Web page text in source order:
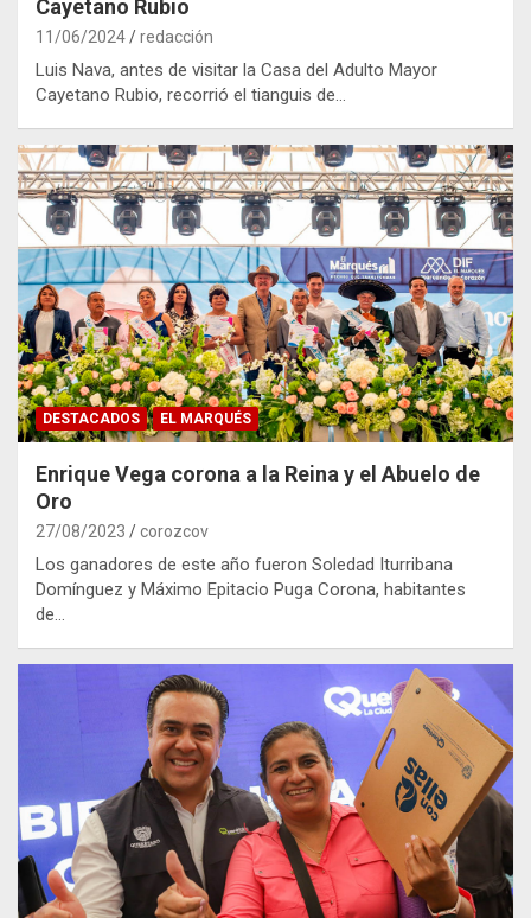
Cayetano Rubio
11/06/2024 redacción
Luis Nava, antes de visitar la Casa del Adulto Mayor
Cayetano Rubio, recorrió el tianguis de…
DESTACADOS EL MARQUÉS
Enrique Vega corona a la Reina y el Abuelo de
Oro
27/08/2023 corozcov
Los ganadores de este año fueron Soledad Iturribana
Domínguez y Máximo Epitacio Puga Corona, habitantes
de…